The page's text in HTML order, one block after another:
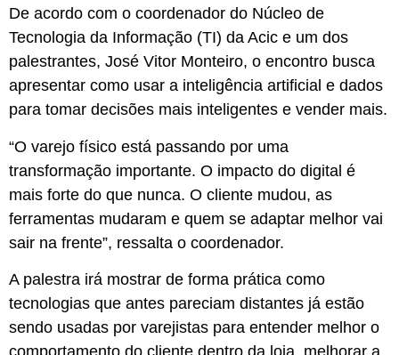
De acordo com o coordenador do Núcleo de
Tecnologia da Informação (TI) da Acic e um dos
palestrantes, José Vitor Monteiro, o encontro busca
apresentar como usar a inteligência artificial e dados
para tomar decisões mais inteligentes e vender mais.
“O varejo físico está passando por uma
transformação importante. O impacto do digital é
mais forte do que nunca. O cliente mudou, as
ferramentas mudaram e quem se adaptar melhor vai
sair na frente”, ressalta o coordenador.
A palestra irá mostrar de forma prática como
tecnologias que antes pareciam distantes já estão
sendo usadas por varejistas para entender melhor o